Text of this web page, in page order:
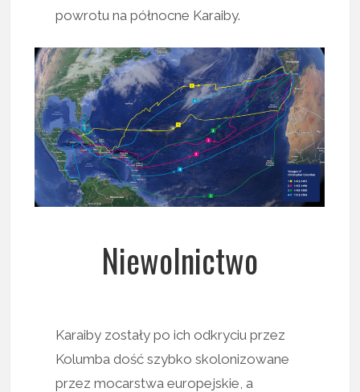
powrotu na północne Karaiby.
Niewolnictwo
Karaiby zostały po ich odkryciu przez
Kolumba dość szybko skolonizowane
przez mocarstwa europejskie, a